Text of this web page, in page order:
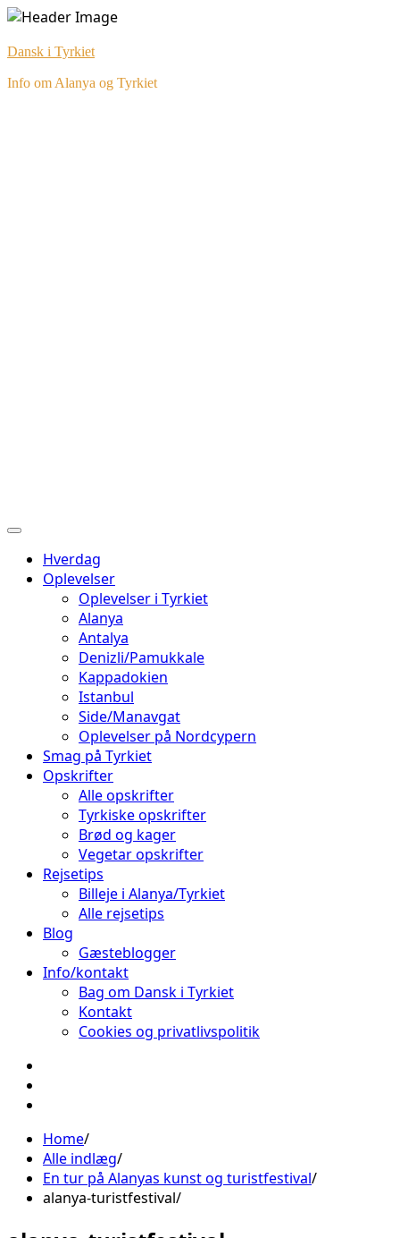
Skip
content
Dansk i Tyrkiet
Info om Alanya og Tyrkiet
Hverdag
Oplevelser
Oplevelser i Tyrkiet
Alanya
Antalya
Denizli/Pamukkale
Kappadokien
Istanbul
Side/Manavgat
Oplevelser på Nordcypern
Smag på Tyrkiet
Opskrifter
Alle opskrifter
Tyrkiske opskrifter
Brød og kager
Vegetar opskrifter
Rejsetips
Billeje i Alanya/Tyrkiet
Alle rejsetips
Blog
Gæsteblogger
Info/kontakt
Bag om Dansk i Tyrkiet
Kontakt
Cookies og privatlivspolitik
Home
Alle indlæg
En tur på Alanyas kunst og turistfestival
alanya-turistfestival